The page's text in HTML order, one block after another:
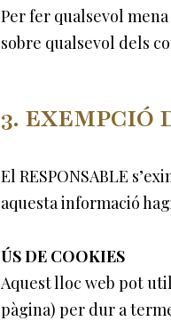
Per fer qualsevol
sobre qualsevol dels
3. EXEMPCIÓ
El RESPONSABLE
aquesta informació
ÚS DE COOKIES
Aquest lloc web pot
pàgina) per dur a